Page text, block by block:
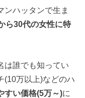
ンハッタンで生ま
ら30代の女性に特
は誰でも知ってい
(10万以上)などのハ
すい価格(5万～)に